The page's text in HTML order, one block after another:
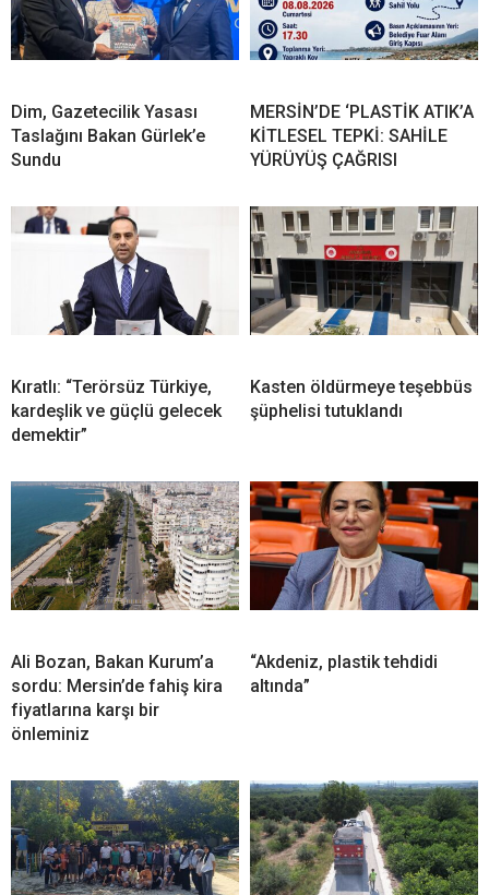
Dim, Gazetecilik Yasası
Taslağını Bakan Gürlek’e
Sundu
MERSİN’DE ‘PLASTİK ATIK’A
KİTLESEL TEPKİ: SAHİLE
YÜRÜYÜŞ ÇAĞRISI
Kıratlı: “Terörsüz Türkiye,
kardeşlik ve güçlü gelecek
demektir”
Kasten öldürmeye teşebbüs
şüphelisi tutuklandı
Ali Bozan, Bakan Kurum’a
sordu: Mersin’de fahiş kira
fiyatlarına karşı bir
önleminiz
“Akdeniz, plastik tehdidi
altında”